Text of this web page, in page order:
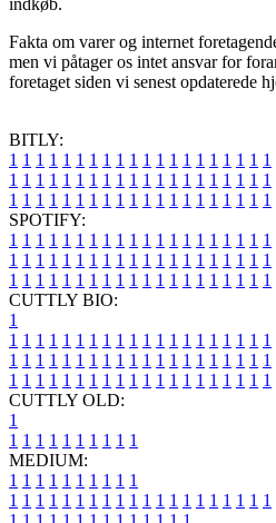
Fakta om varer og internet
men vi påtager os intet ansvar for
foretaget siden vi senest opdaterede
BITLY:
1 1 1 1 1 1 1 1 1 1 1 1 1 1 1 1 1 1 1 1
1 1 1 1 1 1 1 1 1 1 1 1 1 1 1 1 1 1 1 1
1 1 1 1 1 1 1 1 1 1 1 1 1 1 1 1 1 1 1 1
SPOTIFY:
1 1 1 1 1 1 1 1 1 1 1 1 1 1 1 1 1 1 1 1
1 1 1 1 1 1 1 1 1 1 1 1 1 1 1 1 1 1 1 1
1 1 1 1 1 1 1 1 1 1 1 1 1 1 1 1 1 1 1 1
CUTTLY BIO:
1
1 1 1 1 1 1 1 1 1 1 1 1 1 1 1 1 1 1 1 1
1 1 1 1 1 1 1 1 1 1 1 1 1 1 1 1 1 1 1 1
1 1 1 1 1 1 1 1 1 1 1 1 1 1 1 1 1 1 1 1
CUTTLY OLD:
1
1 1 1 1 1 1 1 1 1 1
MEDIUM:
1 1 1 1 1 1 1 1 1 1
1 1 1 1 1 1 1 1 1 1 1 1 1 1 1 1 1 1 1 1